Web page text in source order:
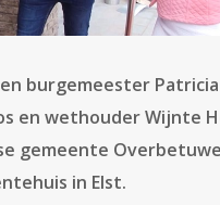
burgemeester Patricia
en wethouder Wijnte
gemeente
in Elst.